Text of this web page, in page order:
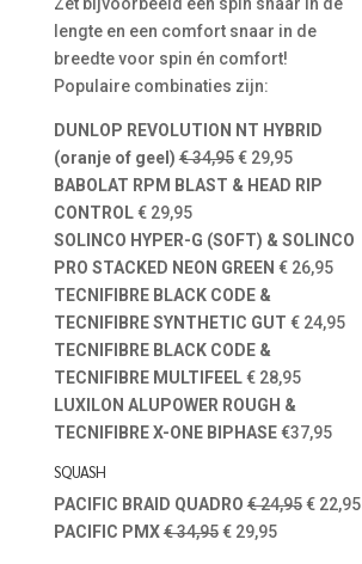
lengte en een comfort snaar in de
breedte voor spin én comfort!
Populaire combinaties zijn:
DUNLOP REVOLUTION NT HYBRID
(oranje of geel) € 34,95€ 29,95
BABOLAT RPM BLAST & HEAD RIP
CONTROL€ 29,95
SOLINCO HYPER-G (SOFT) & SOLINCO
PRO STACKED NEON GREEN € 26,95
TECNIFIBRE BLACK CODE &
TECNIFIBRE SYNTHETIC GUT € 24,95
TECNIFIBRE BLACK CODE &
TECNIFIBRE MULTIFEEL€ 28,95
LUXILON ALUPOWER ROUGH &
TECNIFIBRE X-ONE BIPHASE€37,95
SQUASH
PACIFIC BRAID QUADRO € 24,95€ 22,95
PACIFIC PMX€ 34,95€ 29,95